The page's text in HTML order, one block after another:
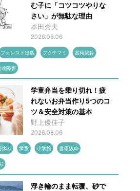
む子に「コツコツやりな
さい」が無駄な理由
本田秀夫
2026.08.06
フォレスト出版 フクチマミ 書籍抜粋
達障害
学童弁当を乗り切れ！疲
れないお弁当作り5つのコ
ツ＆安全対策の基本
野上優佳子
2026.08.06
休み 学童 小学館 書籍抜粋
浮き輪のまま転覆、砂で